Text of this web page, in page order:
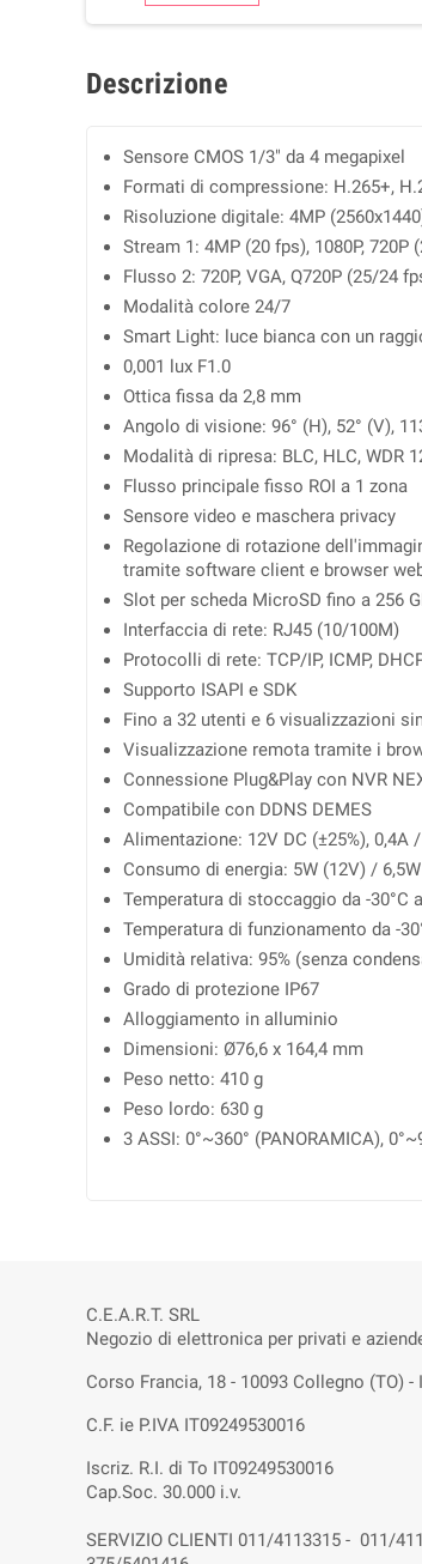
Descrizione
Sensore CMOS 1/3" da 4 megapixel
Formati di compressione: H.265+,
Risoluzione digitale: 4MP
Stream 1: 4MP (20 fps), 1080P, 720P
Flusso 2: 720P, VGA, Q720P (25/24
Modalità colore 24/7
Smart Light: luce bianca con un
0,001 lux F1.0
Ottica fissa da 2,8 mm
Angolo di visione: 96° (H), 52° (V),
Modalità di ripresa: BLC, HLC, WDR
Flusso principale fisso ROI a 1 zona
Sensore video e maschera privacy
Regolazione di rotazione
tramite software client e browser
Slot per scheda MicroSD fino a 256
Interfaccia di rete: RJ45 (10/100M)
Protocolli di rete: TCP/IP, ICMP,
Supporto ISAPI e SDK
Fino a 32 utenti e 6 visualizzazioni
Visualizzazione remota tramite i
Connessione Plug&Play con NVR
Compatibile con DDNS DEMES
Alimentazione: 12V DC (±25%), 0,4A
Consumo di energia: 5W (12V) /
Temperatura di stoccaggio da -30°C
Temperatura di funzionamento da -
Umidità relativa: 95% (senza
Grado di protezione IP67
Alloggiamento in alluminio
Dimensioni: Ø76,6 x 164,4 mm
Peso netto: 410 g
Peso lordo: 630 g
3 ASSI: 0°~360° (PANORAMICA),
C.E.A.R.T. SRL
Negozio di elettronica per privati e
Corso Francia, 18 - 10093 Collegno (TO) -
C.F. ie P.IVA IT09249530016
Iscriz. R.I. di To IT09249530016
Cap.Soc. 30.000 i.v.
SERVIZIO CLIENTI 011/4113315 - 011/